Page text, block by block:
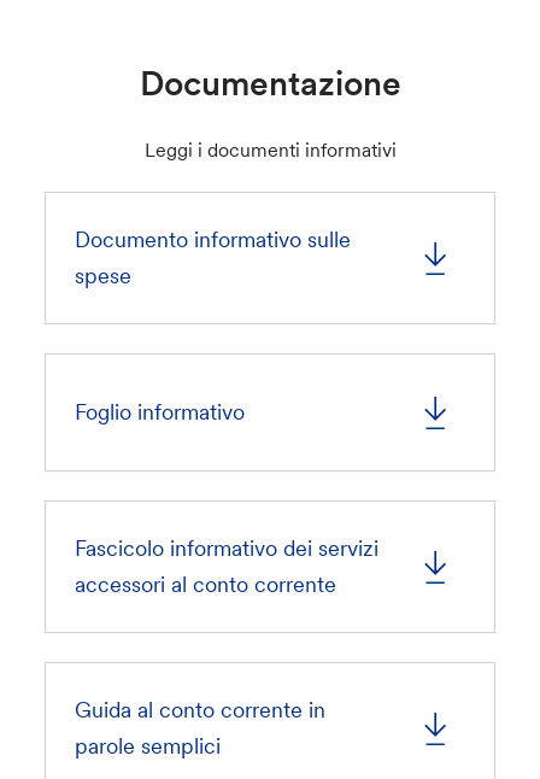
Documentazione
Leggi i documenti informativi
Documento informativo sulle
spese
Foglio informativo
Fascicolo informativo dei servizi
accessori al conto corrente
Guida al conto corrente in
parole semplici